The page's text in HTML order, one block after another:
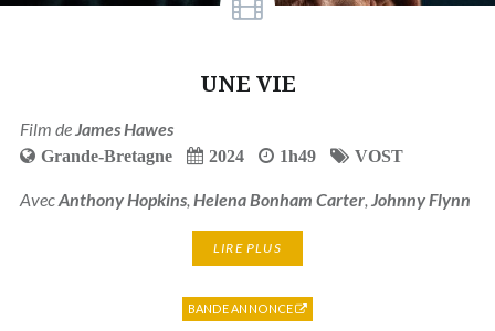
UNE VIE
Film de James Hawes
Grande-Bretagne 2024 1h49 VOST
AvecAnthony Hopkins, Helena Bonham Carter, Johnny Flynn
LIRE PLUS
BANDE ANNONCE